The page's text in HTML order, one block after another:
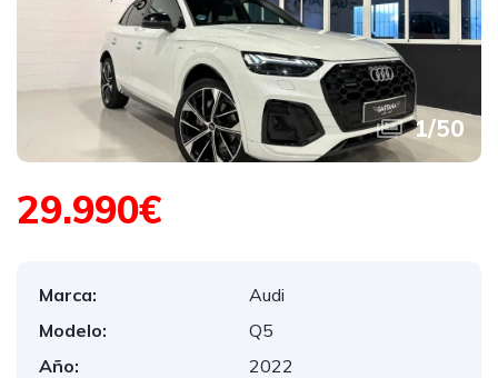
1/50
29.990€
Marca:
Audi
Modelo:
Q5
Año:
2022